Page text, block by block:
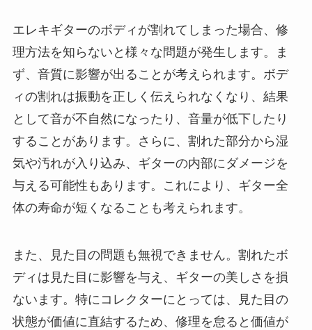
エレキギターのボディが割れてしまった場合、修
理方法を知らないと様々な問題が発生します。ま
ず、音質に影響が出ることが考えられます。ボデ
ィの割れは振動を正しく伝えられなくなり、結果
として音が不自然になったり、音量が低下したり
することがあります。さらに、割れた部分から湿
気や汚れが入り込み、ギターの内部にダメージを
与える可能性もあります。これにより、ギター全
体の寿命が短くなることも考えられます。
また、見た目の問題も無視できません。割れたボ
ディは見た目に影響を与え、ギターの美しさを損
ないます。特にコレクターにとっては、見た目の
状態が価値に直結するため、修理を怠ると価値が